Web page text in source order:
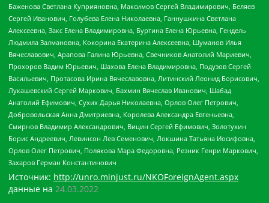
Баженова Светлана Куприяновна, Максимов Сергей Владимирович, Беляев
Сергей Иванович, Голубева Елена Николаевна, Ганнушкина Светлана
Алексеевна, Закс Елена Владимировна, Буртина Елена Юрьевна, Гендель
Людмила Залмановна, Кокорина Екатерина Алексеевна, Шуманов Илья
Вячеславович, Арапова Галина Юрьевна, Свечников Анатолий Мариевич,
Прохоров Вадим Юрьевич, Шахова Елена Владимировна, Подузов Сергей
Васильевич, Протасова Ирина Вячеславовна, Литинский Леонид Борисович,
Лукашевский Сергей Маркович, Бахмин Вячеслав Иванович, Шабад
Анатолий Ефимович, Сухих Дарья Николаевна, Орлов Олег Петрович,
Добровольская Анна Дмитриевна, Королева Александра Евгеньевна,
Смирнов Владимир Александрович, Вицин Сергей Ефимович, Золотухин
Борис Андреевич, Левинсон Лев Семенович, Локшина Татьяна Иосифовна,
Орлов Олег Петрович, Полякова Мара Федоровна, Резник Генри Маркович,
Захаров Герман Константинович
Источник: http://unro.minjust.ru/NKOForeignAgent.aspx
данные на 24.03.2022